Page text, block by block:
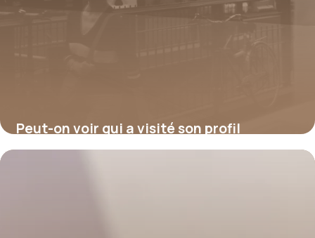
Peut-on voir qui a visité son profil
Facebook ?